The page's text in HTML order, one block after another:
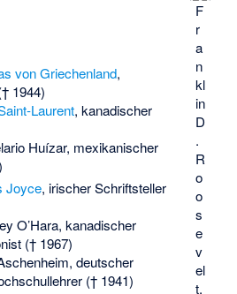
F
r
a
n
kl
in
D
.
R
o
o
s
e
v
el
t,
von Griechenland,
1944)
Laurent, kanadischer
Huízar, mexikanischer
Joyce, irischer Schriftsteller
O’Hara, kanadischer
(† 1967)
, deutscher
(† 1941)